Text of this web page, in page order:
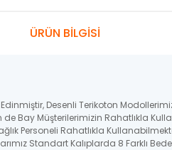
ÜRÜN BİLGİSİ
Desenli Terikoton
Bay Müşterilerimizin Rahatlıkla
Personeli Rahatlıkla
Standart Kalıplarda 8 Farklı